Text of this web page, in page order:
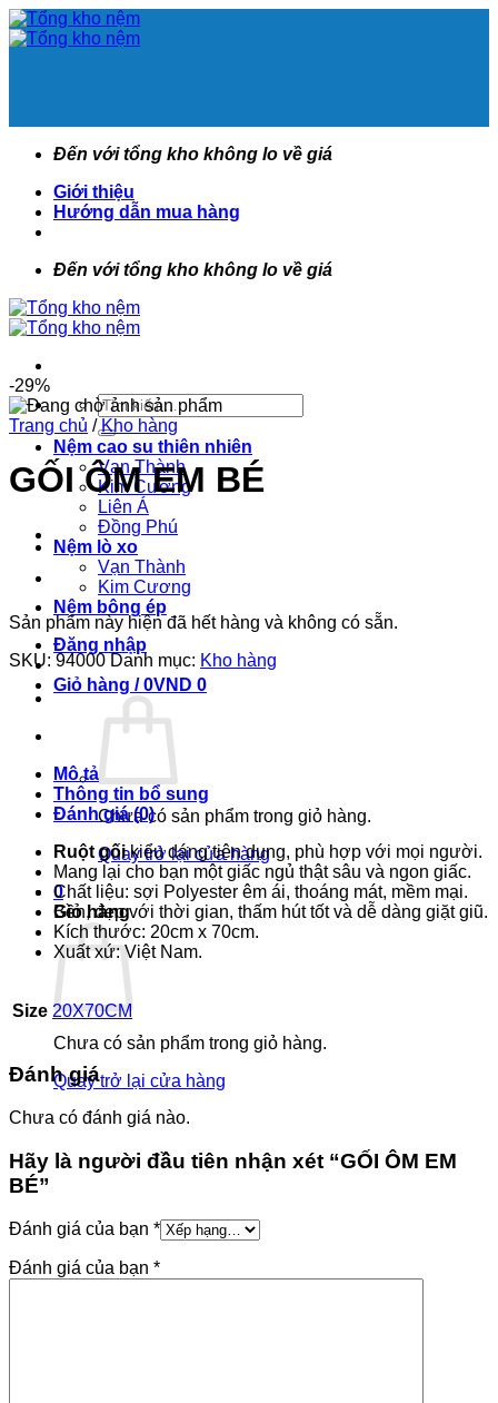
Bỏ
qua
Đến với tổng kho không lo về giá
Giới thiệu
Hướng dẫn mua hàng
Đến với tổng kho không lo về giá
Tìm
kiếm:
Nệm cao su thiên nhiên
Vạn Thành
Kim Cương
Liên Á
Đồng Phú
Nệm lò xo
Vạn Thành
Kim Cương
Nệm bông ép
Đăng nhập
Giỏ hàng /0VND 0
Chưa có sản phẩm trong giỏ hàng.
Quay trở lại cửa hàng
0
Giỏ hàng
Chưa có sản phẩm trong giỏ hàng.
Quay trở lại cửa hàng
-29%
Trang chủ / Kho hàng
GỐI ÔM EM BÉ
Sản phẩm này hiện đã hết hàng và không có sẵn.
SKU: 94000 Danh mục: Kho hàng
Mô tả
Thông tin bổ sung
Đánh giá (0)
Ruột gốikiểu dáng tiện dụng, phù hợp với mọi người.
Mang lại cho bạn một giấc ngủ thật sâu và ngon giấc.
Chất liệu: sợi Polyester êm ái, thoáng mát, mềm mại.
Bền, đẹp với thời gian, thấm hút tốt và dễ dàng giặt giũ.
Kích thước: 20cm x 70cm.
Xuất xứ: Việt Nam.
Size 20X70CM
Đánh giá
Chưa có đánh giá nào.
Hãy là người đầu tiên nhận xét “GỐI ÔM EM
BÉ”
Đánh giá của bạn *
Đánh giá của bạn *